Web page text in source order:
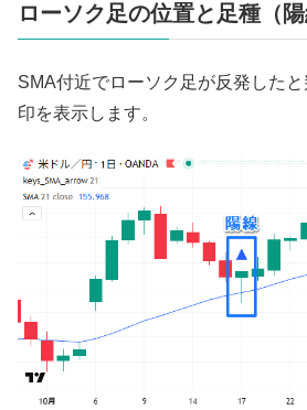
ローソク足の位置と足種（陽
SMA付近でローソク足が反発した
印を表示します。